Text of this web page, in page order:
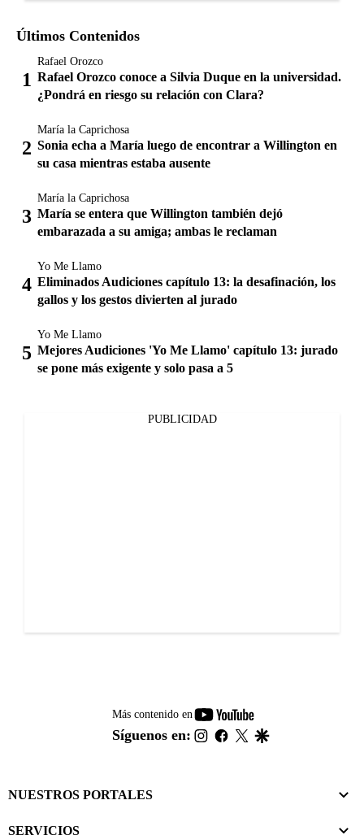
Últimos Contenidos
Rafael Orozco
Rafael Orozco conoce a Silvia Duque en la universidad.
¿Pondrá en riesgo su relación con Clara?
María la Caprichosa
Sonia echa a María luego de encontrar a Willington en
su casa mientras estaba ausente
María la Caprichosa
María se entera que Willington también dejó
embarazada a su amiga; ambas le reclaman
Yo Me Llamo
Eliminados Audiciones capítulo 13: la desafinación, los
gallos y los gestos divierten al jurado
Yo Me Llamo
Mejores Audiciones 'Yo Me Llamo' capítulo 13: jurado
se pone más exigente y solo pasa a 5
PUBLICIDAD
Más contenido en
youtube-
footer
Síguenos en: instagram
facebook
twitter
NUESTROS PORTALES
SERVICIOS